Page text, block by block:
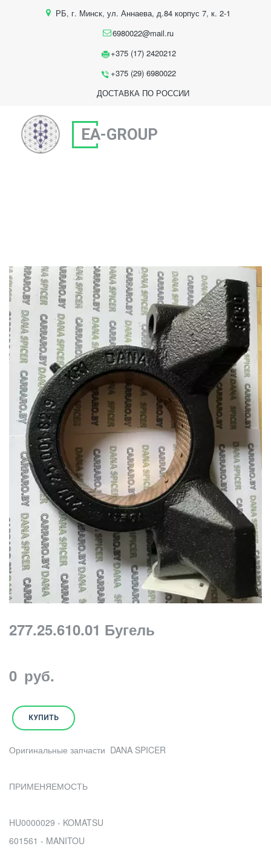
РБ, г. Минск, ул. Аннаева, д.84 корпус 7, к. 2-1
6980022@mail.ru
+375 (17) 2420212
+375 (29) 6980022
ДОСТАВКА ПО РОССИИ
EA-GROUP
277.25.610.01 Бугель
0 руб.
КУПИТЬ
Оригинальные запчасти DANA SPICER
ПРИМЕНЯЕМОСТЬ
HU0000029 - KOMATSU
601561 - MANITOU